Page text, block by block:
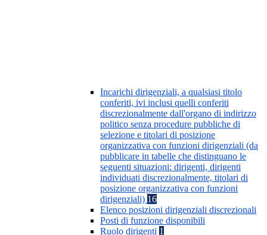
Incarichi dirigenziali, a qualsiasi titolo
conferiti, ivi inclusi quelli conferiti
discrezionalmente dall'organo di indirizzo
politico senza procedure pubbliche di
selezione e titolari di posizione
organizzativa con funzioni dirigenziali (da
pubblicare in tabelle che distinguano le
seguenti situazioni: dirigenti, dirigenti
individuati discrezionalmente, titolari di
posizione organizzativa con funzioni
dirigenziali) 16
Elenco posizioni dirigenziali discrezionali
Posti di funzione disponibili
Ruolo dirigenti 1